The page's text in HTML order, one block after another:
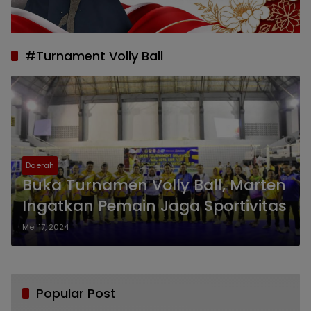
#Turnament Volly Ball
Daerah
Buka Turnamen Volly Ball, Marten
Ingatkan Pemain Jaga Sportivitas
Mei 17, 2024
Popular Post
Bikin Haru, Bupati Sofyan Puhi Ungkap